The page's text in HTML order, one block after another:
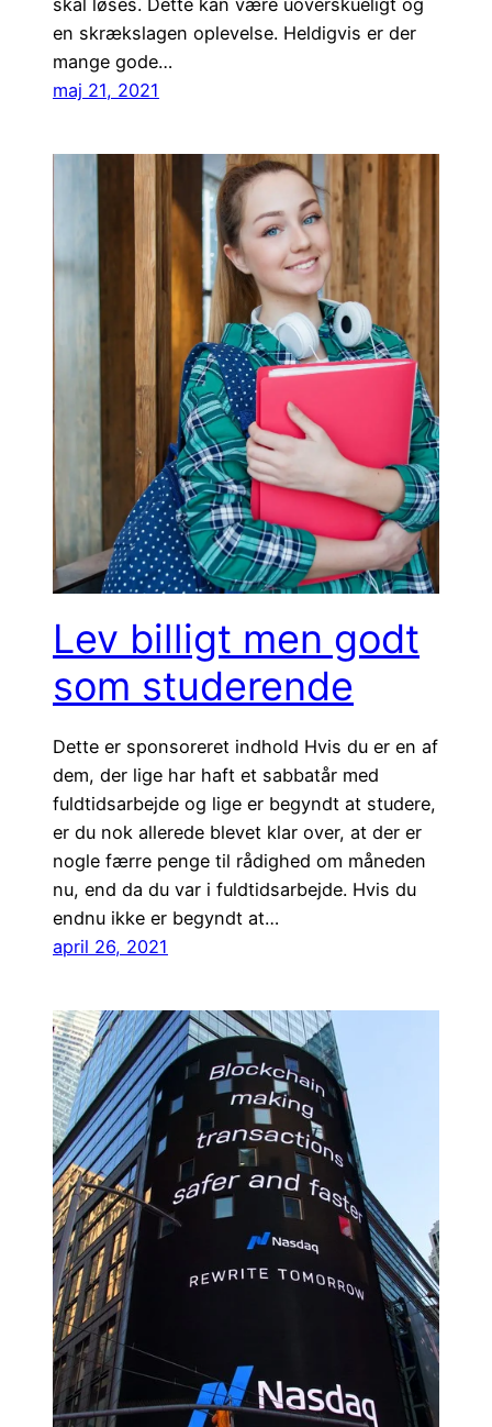
skal løses. Dette kan være uoverskueligt og
en skrækslagen oplevelse. Heldigvis er der
mange gode…
maj 21, 2021
Lev billigt men godt
som studerende
Dette er sponsoreret indhold Hvis du er en af
dem, der lige har haft et sabbatår med
fuldtidsarbejde og lige er begyndt at studere,
er du nok allerede blevet klar over, at der er
nogle færre penge til rådighed om måneden
nu, end da du var i fuldtidsarbejde. Hvis du
endnu ikke er begyndt at…
april 26, 2021